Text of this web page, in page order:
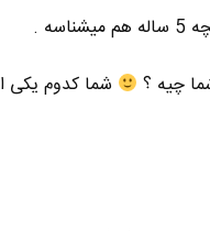
چیه ؟
شما کدوم یکی